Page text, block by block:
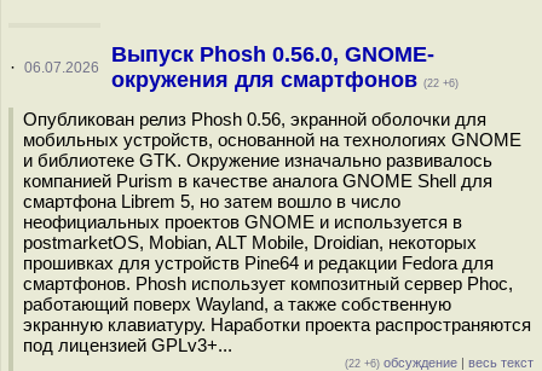
· 06.07.2026
Выпуск Phosh 0.56.0, GNOME-
окружения для смартфонов (22 +6)
Опубликован релиз Phosh 0.56, экранной оболочки для
мобильных устройств, основанной на технологиях GNOME
и библиотеке GTK. Окружение изначально развивалось
компанией Purism в качестве аналога GNOME Shell для
смартфона Librem 5, но затем вошло в число
неофициальных проектов GNOME и используется в
postmarketOS, Mobian, ALT Mobile, Droidian, некоторых
прошивках для устройств Pine64 и редакции Fedora для
смартфонов. Phosh использует композитный сервер Phoc,
работающий поверх Wayland, а также собственную
экранную клавиатуру. Наработки проекта распространяются
под лицензией GPLv3+...
(22 +6) обсуждение | весь текст